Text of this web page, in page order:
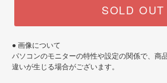
SOLD OUT
● 画像について
パソコンのモニターの特性や設定の関係で、商
違いが生じる場合がございます。